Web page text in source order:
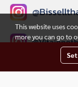
This website uses
more you can go to